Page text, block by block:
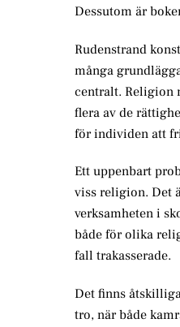
Dessutom är
Rudenstrand
många
centralt. Religion
flera av de
för individen att
Ett uppenbart
viss religion. Det
verksamheten i
både för olika
fall trakasserade.
Det finns
tro, när både